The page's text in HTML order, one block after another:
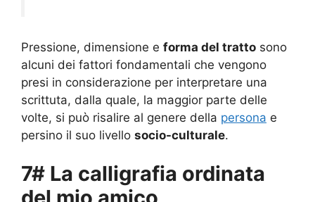
Pressione, dimensione e forma del tratto sono
alcuni dei fattori fondamentali che vengono
presi in considerazione per interpretare una
scrittuta, dalla quale, la maggior parte delle
volte, si può risalire al genere della persona e
persino il suo livello socio-culturale.
7# La calligrafia ordinata